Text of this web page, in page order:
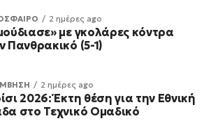
2 ημέρες ago
με γκολάρες κόντρα
Πανθρακικό (5-1)
2 ημέρες ago
2026: Έκτη θέση για την Εθνική
στο Τεχνικό Ομαδικό